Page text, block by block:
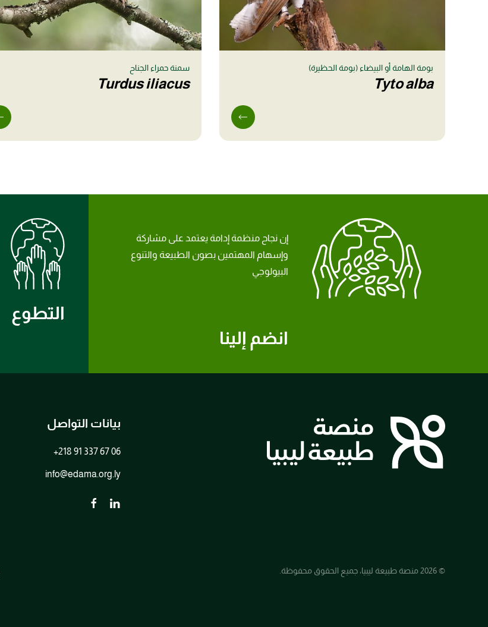
بومة الهامة أو البيضاء (بومة الحظيرة)
Tyto alba
سمنة حمراء الجناح
Turdus iliacus
انضم إلينا
إن نجاح منظمة إدامة يعتمد على مشاركة
وإسهام المهتمين بصون الطبيعة والتنوع
البيولوجي
التطوع
بيانات التواصل
+218 91 337 67 06
info@edama.org.ly
© 2026 منصة طبيعة ليبيا، جميع الحقوق محفوظة.